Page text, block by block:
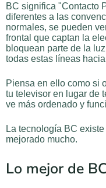
BC significa "Contacto
diferentes a las
normales, se pueden
frontal que captan la
bloquean parte de la
todas estas líneas
Piensa en ello como si
tu televisor en lugar de
ve más ordenado y
La tecnología BC
mejorado mucho.
Lo mejor de